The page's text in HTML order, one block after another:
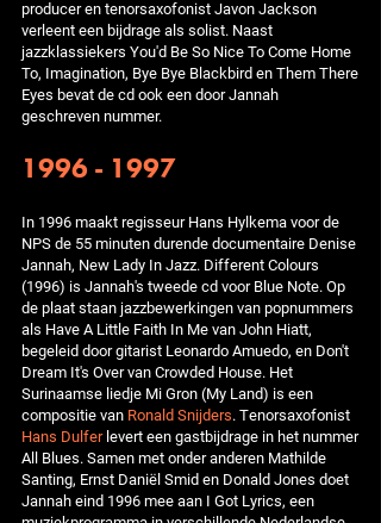
producer en tenorsaxofonist Javon Jackson
verleent een bijdrage als solist. Naast
jazzklassiekers You'd Be So Nice To Come Home
To, Imagination, Bye Bye Blackbird en Them There
Eyes bevat de cd ook een door Jannah
geschreven nummer.
1996 - 1997
In 1996 maakt regisseur Hans Hylkema voor de
NPS de 55 minuten durende documentaire Denise
Jannah, New Lady In Jazz. Different Colours
(1996) is Jannah's tweede cd voor Blue Note. Op
de plaat staan jazzbewerkingen van popnummers
als Have A Little Faith In Me van John Hiatt,
begeleid door gitarist Leonardo Amuedo, en Don't
Dream It's Over van Crowded House. Het
Surinaamse liedje Mi Gron (My Land) is een
compositie van Ronald Snijders. Tenorsaxofonist
Hans Dulferlevert een gastbijdrage in het nummer
All Blues. Samen met onder anderen Mathilde
Santing, Ernst Daniël Smid en Donald Jones doet
Jannah eind 1996 mee aan I Got Lyrics, een